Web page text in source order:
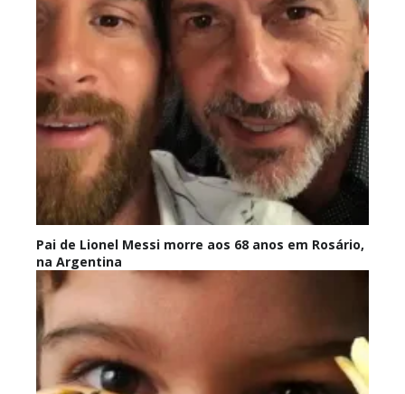
Pai de Lionel Messi morre aos 68 anos em Rosário,
na Argentina